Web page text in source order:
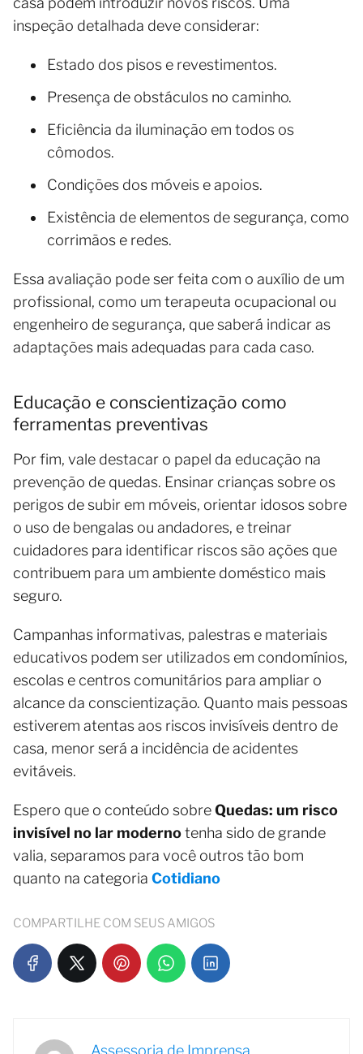
inspeção detalhada deve considerar:
Estado dos pisos e revestimentos.
Presença de obstáculos no caminho.
Eficiência da iluminação em todos os
cômodos.
Condições dos móveis e apoios.
Existência de elementos de segurança, como
corrimãos e redes.
Essa avaliação pode ser feita com o auxílio de um
profissional, como um terapeuta ocupacional ou
engenheiro de segurança, que saberá indicar as
adaptações mais adequadas para cada caso.
Educação e conscientização como
ferramentas preventivas
Por fim, vale destacar o papel da educação na
prevenção de quedas. Ensinar crianças sobre os
perigos de subir em móveis, orientar idosos sobre
o uso de bengalas ou andadores, e treinar
cuidadores para identificar riscos são ações que
contribuem para um ambiente doméstico mais
seguro.
Campanhas informativas, palestras e materiais
educativos podem ser utilizados em condomínios,
escolas e centros comunitários para ampliar o
alcance da conscientização. Quanto mais pessoas
estiverem atentas aos riscos invisíveis dentro de
casa, menor será a incidência de acidentes
evitáveis.
Espero que o conteúdo sobreQuedas: um risco
invisível no lar modernotenha sido de grande
valia, separamos para você outros tão bom
quanto na categoria Cotidiano
COMPARTILHE COM SEUS AMIGOS
Assessoria de Imprensa